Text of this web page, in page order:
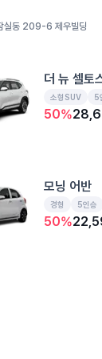
실동 209-6 제우빌딩
더 뉴 셀토
소형SUV 5
50%
모닝 어반
경형 5인승
50%